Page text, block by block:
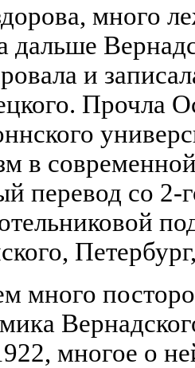
много
дальше
и
Прочла
в
перевод со 2-
много
многое о